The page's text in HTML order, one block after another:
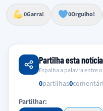
0Garra!
Esforço, determinação,
0Orgulho!
Lealdade, amor clubístico,
Impressionante,
Reação de desespero,
Excelência, destaque, o
Partilha esta notícia
Espalha a palavra entre
0partilhas0
Partilhar: